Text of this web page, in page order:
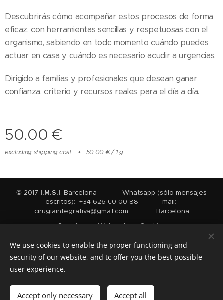
Descubrirás cómo acompañar estos procesos de forma
eficaz, con herramientas sencillas y respetuosas con el
organismo, sabiendo en todo momento cuándo puedes
actuar en casa y cuándo es necesario acudir a urgencias.
Dirigido a familias y profesionales que desean ganar
confianza, criterio y recursos reales para el día a día.
50.00 €
excluding shipping cost 50.00 € / 1 g
Add to cart
© 2017 I.M.S.I. Barcelona Whatsapp (sólo mensajes
escritos): +34 626 00 00 88 mail:
cirugiaintegrativa@gmail.com Barcelona
Creado con Webnode Cookies
Languages
Español
English Français
We use cookies to enable the proper functioning and
security of our website, and to offer you the best possible
user experience.
Accept only necessary Accept all